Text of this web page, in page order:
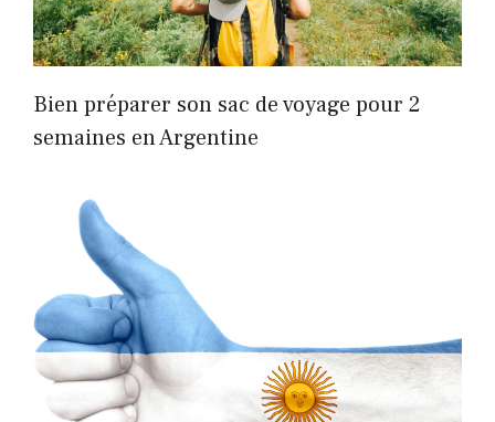
Bien préparer son sac de voyage pour 2
semaines en Argentine